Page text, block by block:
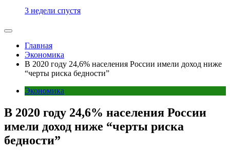
3 недели спустя
Главная
Экономика
В 2020 году 24,6% населения России имели доход ниже
“черты риска бедности”
Экономика
В 2020 году 24,6% населения России
имели доход ниже “черты риска
бедности”